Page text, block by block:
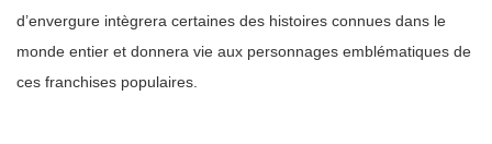
d’envergure intègrera certaines des histoires connues dans le
monde entier et donnera vie aux personnages emblématiques de
ces franchises populaires.